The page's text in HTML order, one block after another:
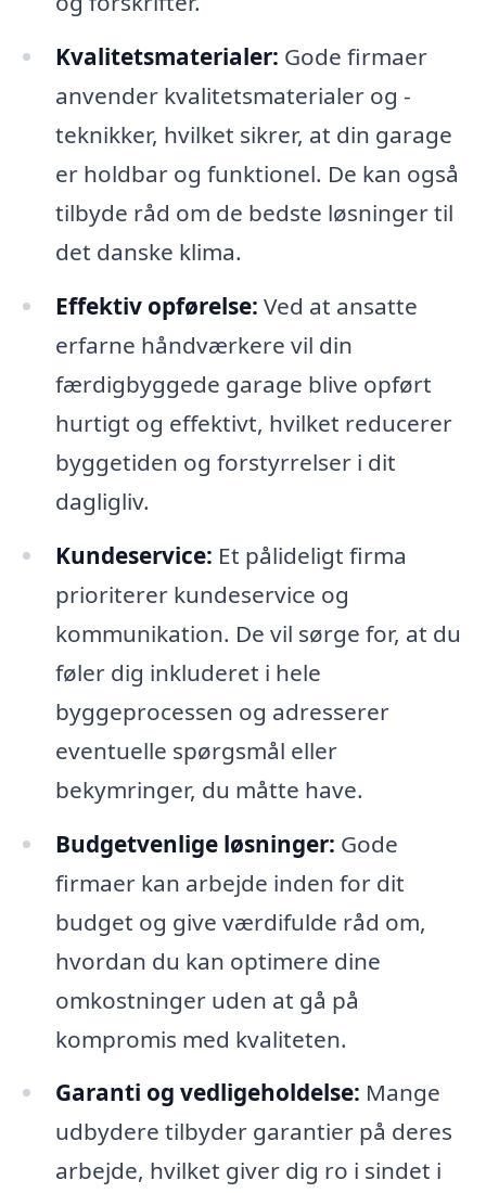
Kvalitetsmaterialer: Gode firmaer
anvender kvalitetsmaterialer og -
teknikker, hvilket sikrer, at din garage
er holdbar og funktionel. De kan også
tilbyde råd om de bedste løsninger til
det danske klima.
Effektiv opførelse: Ved at ansatte
erfarne håndværkere vil din
færdigbyggede garage blive opført
hurtigt og effektivt, hvilket reducerer
byggetiden og forstyrrelser i dit
dagligliv.
Kundeservice: Et pålideligt firma
prioriterer kundeservice og
kommunikation. De vil sørge for, at du
føler dig inkluderet i hele
byggeprocessen og adresserer
eventuelle spørgsmål eller
bekymringer, du måtte have.
Budgetvenlige løsninger: Gode
firmaer kan arbejde inden for dit
budget og give værdifulde råd om,
hvordan du kan optimere dine
omkostninger uden at gå på
kompromis med kvaliteten.
Garanti og vedligeholdelse: Mange
udbydere tilbyder garantier på deres
arbejde, hvilket giver dig ro i sindet i